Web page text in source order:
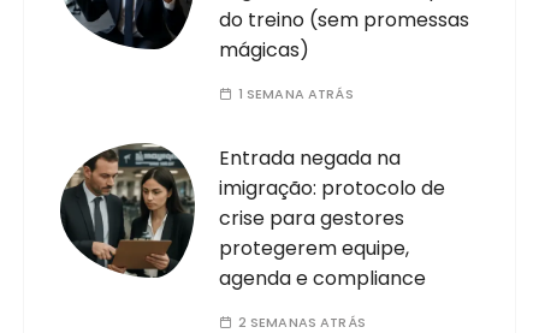
do treino (sem promessas
mágicas)
1 SEMANA ATRÁS
Entrada negada na
imigração: protocolo de
crise para gestores
protegerem equipe,
agenda e compliance
2 SEMANAS ATRÁS